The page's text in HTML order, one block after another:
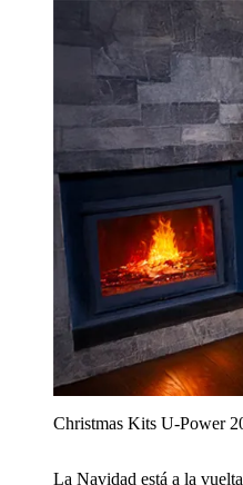
Christmas Kits U‑Power
La Navidad está a la